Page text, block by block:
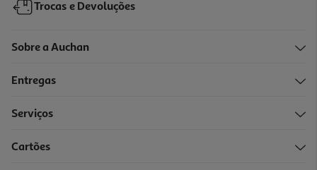
Trocas e Devoluções
Sobre a Auchan
Entregas
Serviços
Cartões